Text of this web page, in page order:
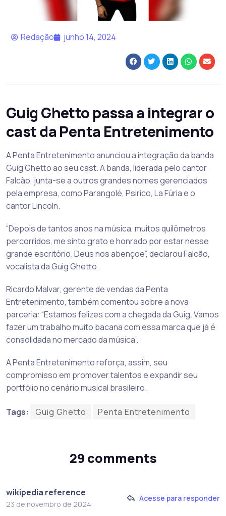
Redação junho 14, 2024
Guig Ghetto passa a integrar o
cast da Penta Entretenimento
A Penta Entretenimento anunciou a integração da banda
Guig Ghetto ao seu cast. A banda, liderada pelo cantor
Falcão, junta-se a outros grandes nomes gerenciados
pela empresa, como Parangolé, Psirico, La Fúria e o
cantor Lincoln.
“Depois de tantos anos na música, muitos quilômetros
percorridos, me sinto grato e honrado por estar nesse
grande escritório. Deus nos abençoe”, declarou Falcão,
vocalista da Guig Ghetto.
Ricardo Malvar, gerente de vendas da Penta
Entretenimento, também comentou sobre a nova
parceria: “Estamos felizes com a chegada da Guig. Vamos
fazer um trabalho muito bacana com essa marca que já é
consolidada no mercado da música”.
A Penta Entretenimento reforça, assim, seu
compromisso em promover talentos e expandir seu
portfólio no cenário musical brasileiro.
Tags: Guig Ghetto Penta Entretenimento
29 comments
wikipedia reference
23 de novembro de 2024
Acesse para responder